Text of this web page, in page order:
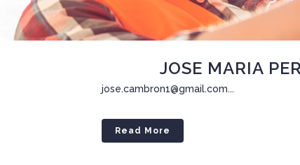
JOSE MARIA
jose.cambron1@gmail.com...
Read More